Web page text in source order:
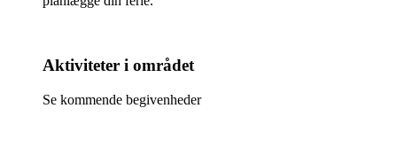
Aktiviteter i området
Se kommende begivenheder